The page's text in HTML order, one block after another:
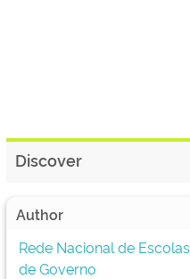
Discover
Author
Rede Nacional de Escolas
de Governo